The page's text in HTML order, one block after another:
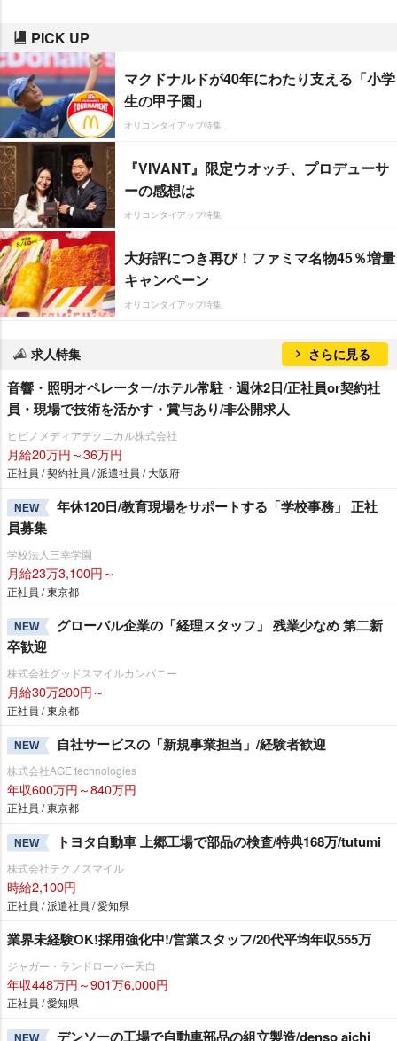
PICK UP
マクドナルドが40年にわたり支える「小学
生の甲子園」
オリコンタイアップ特集
『VIVANT』限定ウオッチ、プロデューサ
ーの感想は
オリコンタイアップ特集
大好評につき再び！ファミマ名物45％増量
キャンペーン
オリコンタイアップ特集
求人特集 さらに見る
音響・照明オペレーター/ホテル常駐・週休2日/正社員or契約社
員・現場で技術を活かす・賞与あり/非公開求人
ヒビノメディアテクニカル株式会社
月給20万円～36万円
正社員 / 契約社員 / 派遣社員 / 大阪府
NEW
年休120日/教育現場をサポートする「学校事務」 正社
員募集
学校法人三幸学園
月給23万3,100円～
正社員 / 東京都
NEW
グローバル企業の「経理スタッフ」 残業少なめ 第二新
卒歓迎
株式会社グッドスマイルカンパニー
月給30万200円～
正社員 / 東京都
NEW 自社サービスの「新規事業担当」/経験者歓迎
株式会社AGE technologies
年収600万円～840万円
正社員 / 東京都
NEW トヨタ自動車 上郷工場で部品の検査/特典168万/tutumi
株式会社テクノスマイル
時給2,100円
正社員 / 派遣社員 / 愛知県
業界未経験OK!採用強化中!/営業スタッフ/20代平均年収555万
ジャガー・ランドローバー天白
年収448万円～901万6,000円
正社員 / 愛知県
NEW デンソーの工場で自動車部品の組立製造/denso aichi